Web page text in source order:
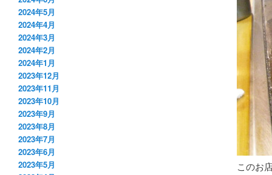
このお
2024年5月
2024年4月
2024年3月
2024年2月
2024年1月
2023年12月
2023年11月
2023年10月
2023年9月
2023年8月
2023年7月
2023年6月
2023年5月